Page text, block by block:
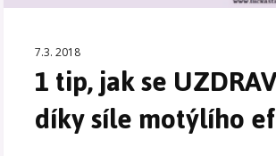
7.3. 2018
1 tip, jak se
díky síle motýlího